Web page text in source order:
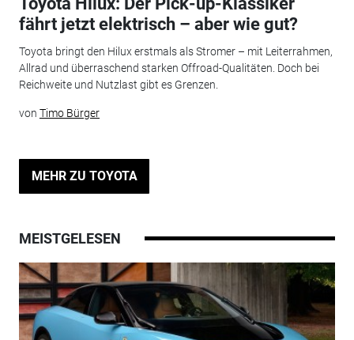
fährt jetzt elektrisch – aber wie gut?
Toyota bringt den Hilux erstmals als Stromer – mit Leiterrahmen,
Allrad und überraschend starken Offroad-Qualitäten. Doch bei
Reichweite und Nutzlast gibt es Grenzen.
von Timo Bürger
MEHR ZU TOYOTA
MEISTGELESEN